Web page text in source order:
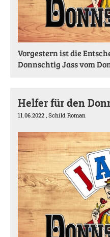
Vorgestern ist die
Donnschtig Jass vom
Helfer für den
11.06.2022 , Schild Roman